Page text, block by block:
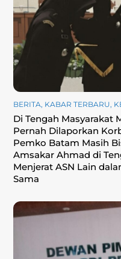
BERITA, KABAR TERBARU,
Di Tengah Masyarakat
Pernah Dilaporkan
Pemko Batam Masih
Amsakar Ahmad di
Menjerat ASN Lain
Sama